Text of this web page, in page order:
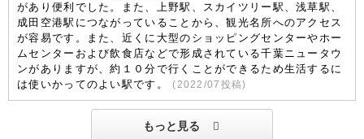
があり便利でした。また、上野駅、スカイツリー駅、浅草駅、
成田空港駅につながっていることから、観光名所へのアクセス
が容易です。また、近くに大型のショッピングセンターやホー
ムセンターおよび飲食店などで形成されている千葉ニュータウ
ンがありますが、約１０分で行くことができるため生活するに
は使いかってのよい駅です。
(2022/07 投稿)
もっと見る